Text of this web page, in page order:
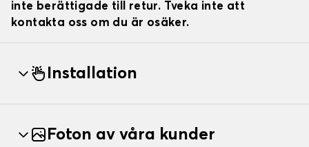
inte berättigade till retur. Tveka inte att
kontakta oss om du är osäker.
Installation
Foton av våra kunder